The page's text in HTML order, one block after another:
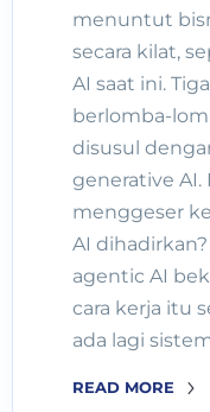
menuntut
secara kilat,
AI saat ini.
berlomba-
disusul
generative AI.
menggeser
AI
agentic AI
cara kerja itu
ada lagi
READ MORE